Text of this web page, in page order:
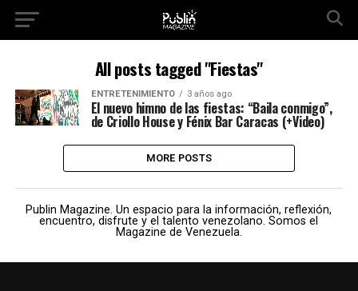
All posts tagged "Fiestas"
ENTRETENIMIENTO 3 años ago
El nuevo himno de las fiestas: “Baila conmigo”,
de Criollo House y Fénix Bar Caracas (+Video)
MORE POSTS
Publin Magazine. Un espacio para la información, reflexión,
encuentro, disfrute y el talento venezolano. Somos el
Magazine de Venezuela.